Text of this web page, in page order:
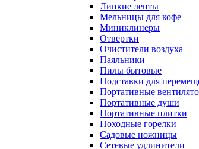
Липкие ленты
Мельницы для кофе
Миниклинеры
Отвертки
Очистители воздуха
Паяльники
Пилы бытовые
Подставки для
Портативные
Портативные души
Портативные плитки
Походные горелки
Садовые ножницы
Сетевые удлинители